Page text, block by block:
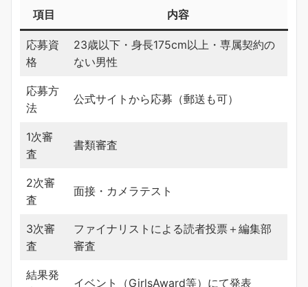
項目 内容
応募資
格
23歳以下・身長175cm以上・専属契約の
ない男性
応募方
法
公式サイトから応募（郵送も可）
1次審
査
書類審査
2次審
査
面接・カメラテスト
3次審
査
ファイナリストによる読者投票＋編集部
審査
結果発
イベント（GirlsAward等）にて発表